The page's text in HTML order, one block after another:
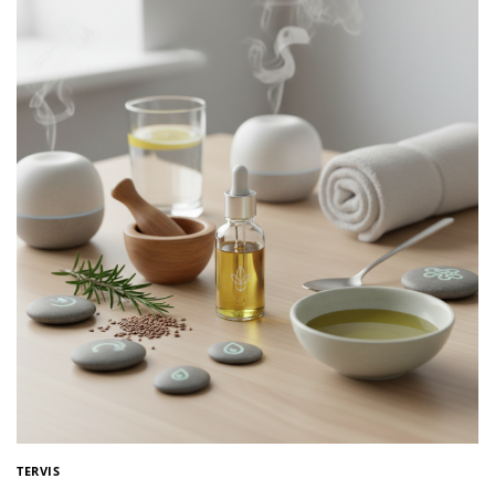
TERVIS